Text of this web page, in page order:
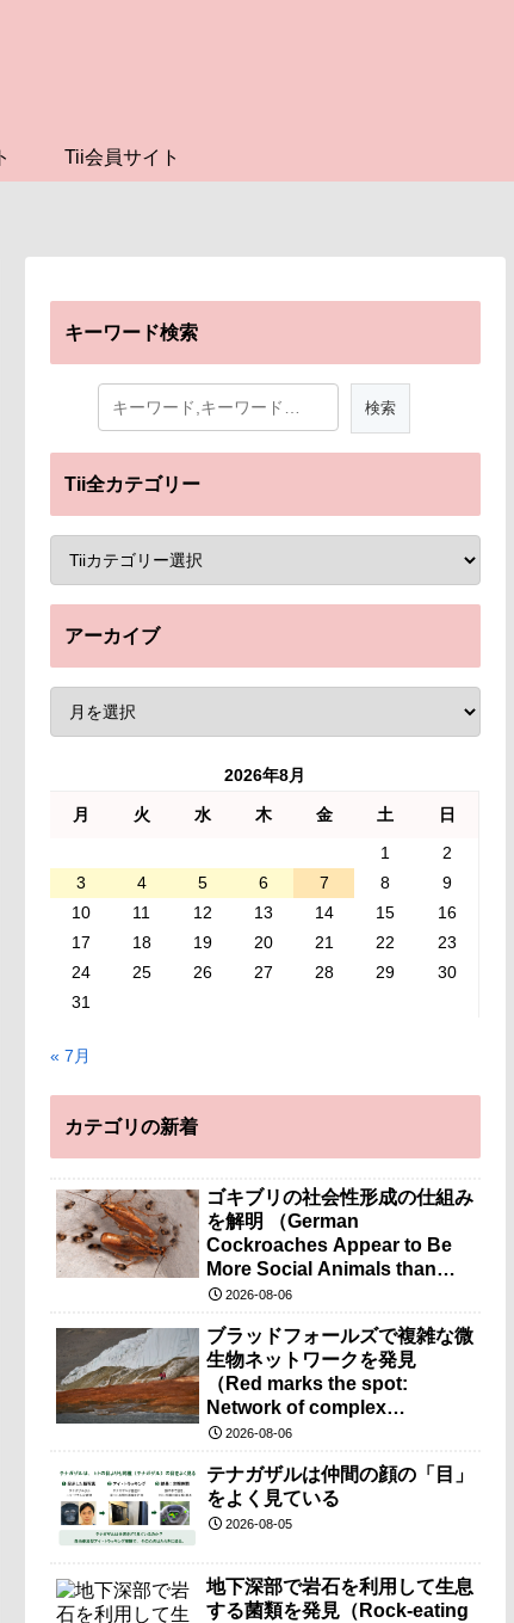
Tii会員サイト
キーワード検索
Tii全カテゴリー
アーカイブ
2026年8月
月 火 水 木 金 土
日
1
2
3
4 5 6 7 8
9
10
11 12 13 14 15
16
17
18 19 20 21 22
23
24
25 26 27 28 29
30
31
« 7月
カテゴリの新着
ゴキブリの社会性形成の仕組み
を解明 （German
Cockroaches Appear to Be
More Social Animals than
Previously Thought）
2026-08-06
ブラッドフォールズで複雑な微
生物ネットワークを発見
（Red marks the spot:
Network of complex
microbes discovered at
2026-08-06
テナガザルは仲間の顔の「目」
をよく見ている
2026-08-05
地下深部で岩石を利用して生息
する菌類を発見（Rock-eating